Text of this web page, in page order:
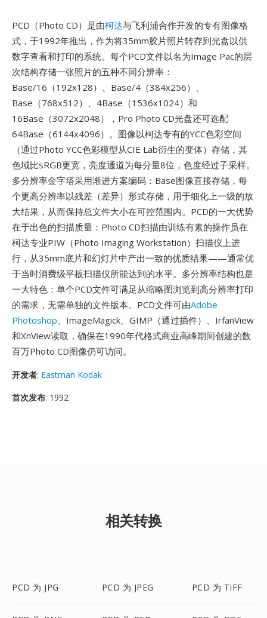
PCD（Photo CD）是由柯达与飞利浦合作开发的专有图像格
式，于1992年推出，作为将35mm胶片照片转存到光盘以供
数字查看和打印的系统。每个PCD文件以名为Image Pac的层
次结构存储一张照片的五种不同分辨率：
Base/16（192x128）、Base/4（384x256）、
Base（768x512）、4Base（1536x1024）和
16Base（3072x2048），Pro Photo CD光盘还可选配
64Base（6144x4096）。图像以柯达专有的YCC色彩空间
（通过Photo YCC色彩模型从CIE Lab衍生的变体）存储，其
色域比sRGB更宽，亮度通道为每分量8位，色度经过子采样。
多分辨率金字塔采用渐进方案编码：Base图像直接存储，每
个更高分辨率以残差（差异）形式存储，用于细化上一级的放
大结果，从而保持总文件大小在可控范围内。PCD的一大优势
在于出色的扫描质量：Photo CD扫描由训练有素的操作员在
柯达专业PIW（Photo Imaging Workstation）扫描仪上进
行，从35mm底片和幻灯片中产出一致的优质结果——通常优
于当时消费级平板扫描仪所能达到的水平。多分辨率结构也是
一大特色：单个PCD文件可满足从缩略图浏览到高分辨率打印
的需求，无需单独的文件版本。PCD文件可由Adobe
Photoshop、ImageMagick、GIMP（通过插件）、IrfanView
和XnView读取，确保在1990年代格式商业高峰期间创建的数
百万Photo CD图像仍可访问。
开发者: Eastman Kodak
首次发布: 1992
相关转换
PCD 为 JPG PCD 为 JPEG PCD 为 TIFF